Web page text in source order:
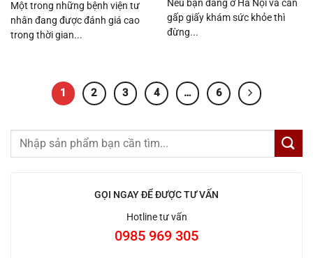
GỌI NGAY ĐỂ ĐƯỢC TƯ VẤN
Hotline tư vấn
0985 969 305
Nếu bạn đang ở Hà Nội và cần
gấp giấy khám sức khỏe thì
đừng...
Một trong những bệnh viện tư
nhân đang được đánh giá cao
trong thời gian...
1 2 3 4 … 6